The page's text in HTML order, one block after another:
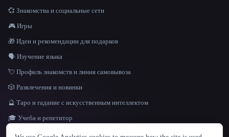
ЯЗЫК
💞 Знакомства и социальные сети
🎮 Игры
🎁 Идеи и рекомендации для подарков
🗣️ Изучение языка
💘 Профиль знакомств и линия самовывоза
🎲 Развлечения и новинки
🔮 Таро и гадание с искусственным интеллектом
🎓 Учеба и репетитор